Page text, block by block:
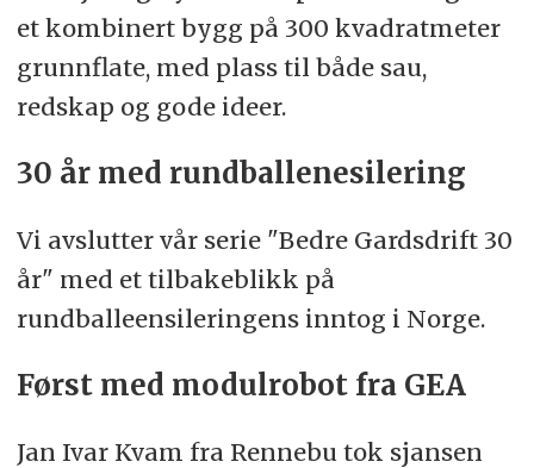
et kombinert bygg på 300 kvadratmeter
grunnflate, med plass til både sau,
redskap og gode ideer.
30 år med rundballenesilering
Vi avslutter vår serie "Bedre Gardsdrift 30
år" med et tilbakeblikk på
rundballeensileringens inntog i Norge.
Først med modulrobot fra GEA
Jan Ivar Kvam fra Rennebu tok sjansen